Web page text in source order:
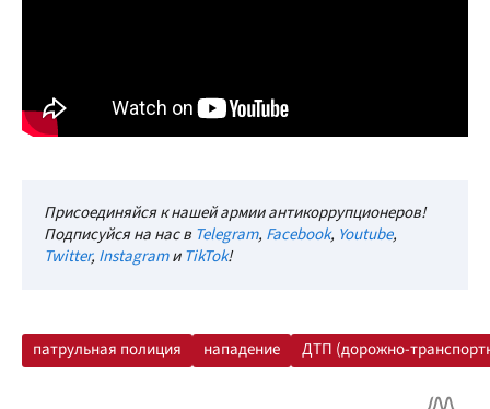
Присоединяйся к нашей армии антикоррупционеров!
Подписуйся на нас в Telegram, Facebook, Youtube,
Twitter, InstagramиTikTok!
патрульная полиция нападение ДТП (дорожно-